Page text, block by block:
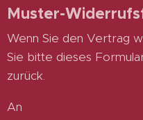
Muster-
Wenn Sie den Vertrag
Sie bitte dieses
zurück.
An